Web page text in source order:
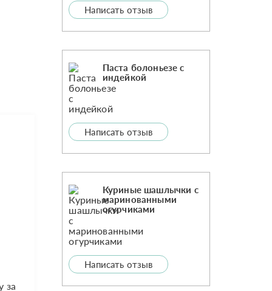
за
Написать отзыв
Паста болоньезе с
индейкой
Написать отзыв
Куриные шашлычки с
маринованными
огурчиками
Написать отзыв